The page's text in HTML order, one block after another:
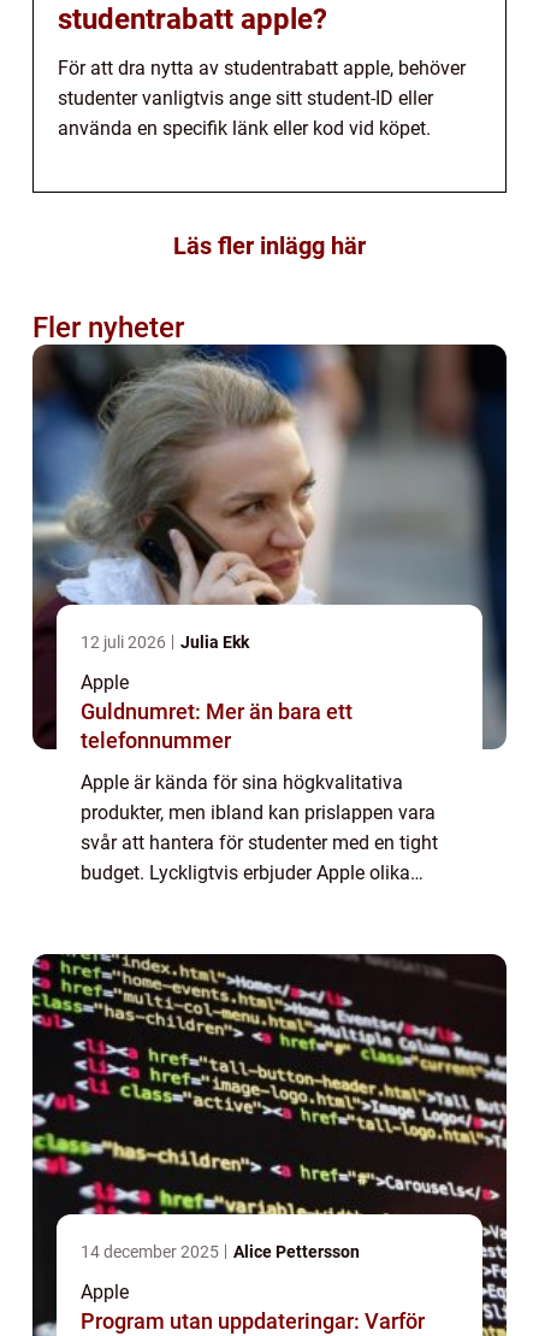
studentrabatt apple?
För att dra nytta av studentrabatt apple, behöver
studenter vanligtvis ange sitt student-ID eller
använda en specifik länk eller kod vid köpet.
Läs fler inlägg här
Fler nyheter
12 juli 2026 Julia Ekk
Apple
Guldnumret: Mer än bara ett
telefonnummer
Apple är kända för sina högkvalitativa
produkter, men ibland kan prislappen vara
svår att hantera för studenter med en tight
budget. Lyckligtvis erbjuder Apple olika
artik...
14 december 2025 Alice Pettersson
Apple
Program utan uppdateringar: Varför